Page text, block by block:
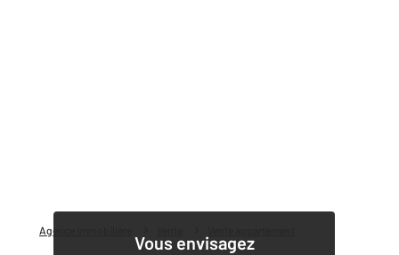
Agence immobilière
Vous envisagez